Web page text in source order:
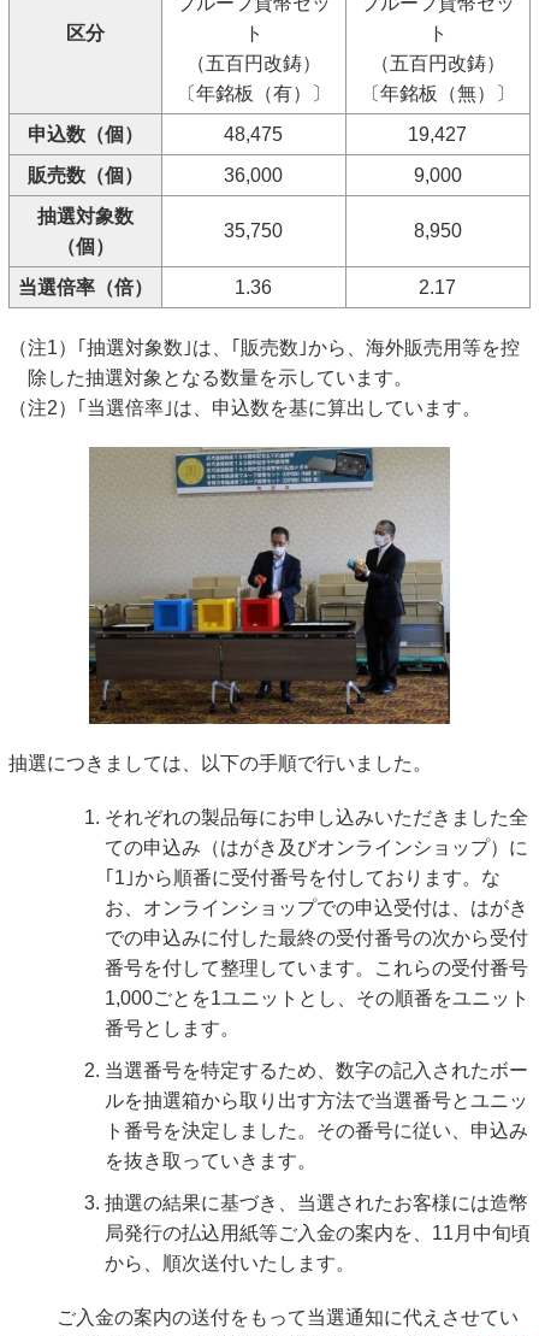
区分
ト
（五百円改鋳）
〔年銘板（有）〕
ト
（五百円改鋳）
〔年銘板（無）〕
申込数（個）
48,475
19,427
販売数（個）
36,000
9,000
抽選対象数
（個）
35,750 8,950
当選倍率（倍） 1.36 2.17
（注1）｢抽選対象数｣は、｢販売数｣から、海外販売用等を控
除した抽選対象となる数量を示しています。
（注2）｢当選倍率｣は、申込数を基に算出しています。
抽選につきましては、以下の手順で行いました。
それぞれの製品毎にお申し込みいただきました全
ての申込み（はがき及びオンラインショップ）に
｢1｣から順番に受付番号を付しております。な
お、オンラインショップでの申込受付は、はがき
での申込みに付した最終の受付番号の次から受付
番号を付して整理しています。これらの受付番号
1,000ごとを1ユニットとし、その順番をユニット
番号とします。
当選番号を特定するため、数字の記入されたボー
ルを抽選箱から取り出す方法で当選番号とユニッ
ト番号を決定しました。その番号に従い、申込み
を抜き取っていきます。
抽選の結果に基づき、当選されたお客様には造幣
局発行の払込用紙等ご入金の案内を、11月中旬頃
から、順次送付いたします。
ご入金の案内の送付をもって当選通知に代えさせてい